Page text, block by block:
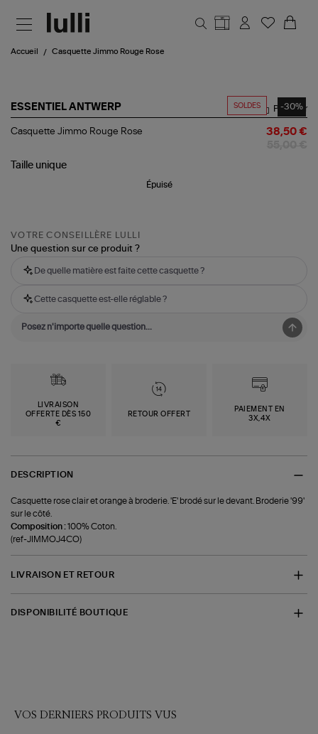
Accueil Casquette Jimmo Rouge Rose
SOLDES -30%
ESSENTIEL ANTWERP
Casquette
Rose
Partager
Casquette Jimmo Rouge Rose 38,50 €
Taille unique
Épuisé
VOTRE CONSEILLÈRE LULLI
Une question sur ce produit ?
De quelle matière est faite cette casquette ?
Cette casquette est-elle réglable ?
LIVRAISON
OFFERTE DÈS 150
€
RETOUR OFFERT
PAIEMENT EN
3X,4X
DESCRIPTION
Casquette rose clair et orange à broderie. 'E' brodé sur le devant. Broderie '99'
sur le côté.
Composition :100% Coton.
(ref-JIMMOJ4CO)
LIVRAISON ET RETOUR
DISPONIBILITÉ BOUTIQUE
VOS DERNIERS PRODUITS VUS